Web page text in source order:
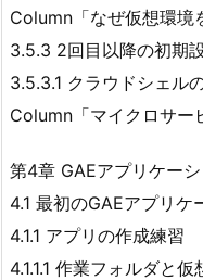
Column「なぜ仮想環境
3.5.3 2回目以降の初期
3.5.3.1 クラウドシェル
Column「マイクロサー
第4章 GAEアプリケー
4.1 最初のGAEアプリケ
4.1.1 アプリの作成練習
4.1.1.1 作業フォルダと